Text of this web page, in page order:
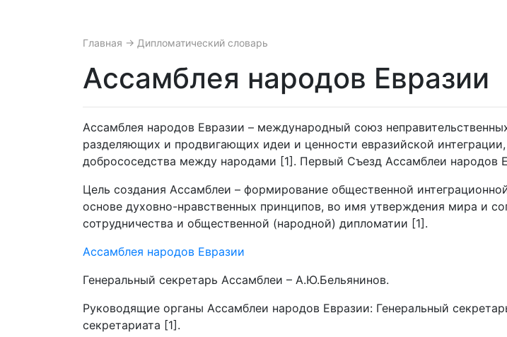
Главная → Дипломатический словарь
Ассамблея народов Евразии
Ассамблея народов Евразии – международный союз
разделяющих и продвигающих идеи и ценности евразийской
добрососедства между народами [1]. Первый Съезд Ассамблеи народов
Цель создания Ассамблеи – формирование общественной
основе духовно-нравственных принципов, во имя утверждения мира и
сотрудничества и общественной (народной) дипломатии [1].
Ассамблея народов Евразии
Генеральный секретарь Ассамблеи – А.Ю.Бельянинов.
Руководящие органы Ассамблеи народов Евразии: Генеральный
секретариата [1].